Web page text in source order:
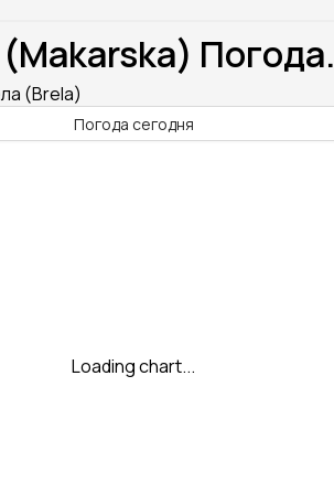
Погода.
(Brela)
Погода сегодня
Loading chart...